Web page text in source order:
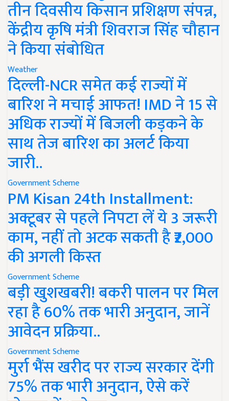
तीन दिवसीय किसान प्रशिक्षण संपन्न,
केंद्रीय कृषि मंत्री शिवराज सिंह चौहान
ने किया संबोधित
Weather
दिल्ली-NCR समेत कई राज्यों में
बारिश ने मचाई आफत! IMD ने 15 से
अधिक राज्यों में बिजली कड़कने के
साथ तेज बारिश का अलर्ट किया
जारी..
Government Scheme
PM Kisan 24th Installment:
अक्टूबर से पहले निपटा लें ये 3 जरूरी
काम, नहीं तो अटक सकती है ₹2,000
की अगली किस्त
Government Scheme
बड़ी खुशखबरी! बकरी पालन पर मिल
रहा है 60% तक भारी अनुदान, जानें
आवेदन प्रक्रिया..
Government Scheme
मुर्रा भैंस खरीद पर राज्य सरकार देंगी
75% तक भारी अनुदान, ऐसे करें